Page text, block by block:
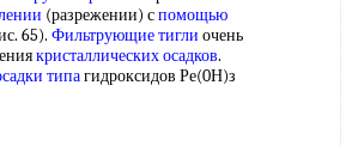
(разрежении) спомощью
65). Фильтрующие тигли очень
кристаллических осадков.
типагидроксидов Ре(0Н)з